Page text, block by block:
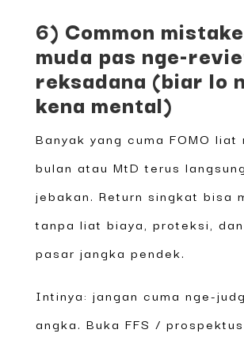
6) Common
muda pas nge-
reksadana (biar lo
kena mental)
Banyak yang cuma FOMO liat
bulan atau MtD terus
jebakan. Return singkat bisa
tanpa liat biaya, proteksi,
pasar jangka pendek.
Intinya: jangan cuma nge-
angka. Buka FFS /